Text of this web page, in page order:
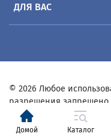
Домой Каталог
ДЛЯ ВАС
© 2026 Любое
разрешения запрещено